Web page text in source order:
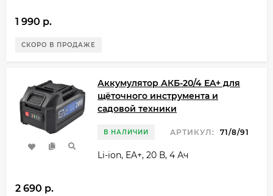
1 990 p.
СКОРО В ПРОДАЖЕ
Аккумулятор АКБ-20/4 EA+ для
щёточного инструмента и
садовой техники
В НАЛИЧИИ АРТИКУЛ: 71/8/91
Li-ion, EA+, 20 В, 4 Ач
2 690 p.